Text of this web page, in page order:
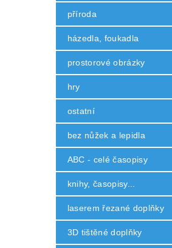
příroda
házedla, foukadla
prostorové obrázky
hry
ostatní
bez nůžek a lepidla
ABC - celé časopisy
knihy, časopisy...
laserem řezané doplňky
3D tištěné doplňky